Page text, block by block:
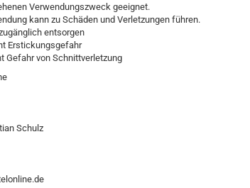
Verwendungszweck geeignet.
kann zu Schäden und Verletzungen führen.
entsorgen
Erstickungsgefahr
Gefahr von Schnittverletzung
Schulz